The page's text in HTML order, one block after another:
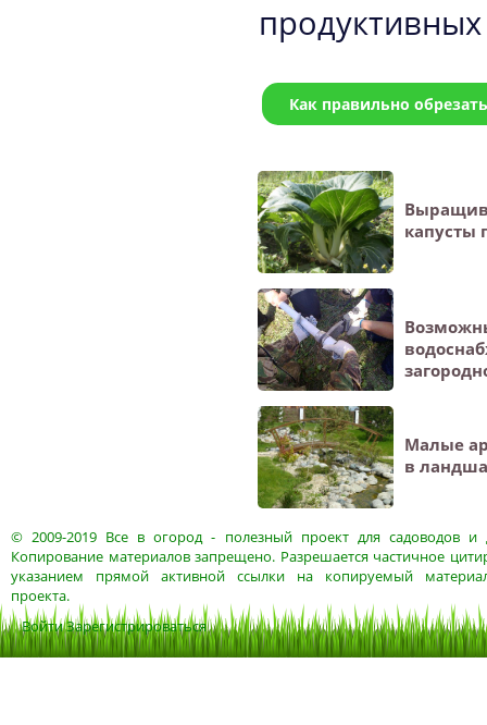
Как правильно
капусты
Малые
в
© 2009-2019 Все в огород- полезный проект для садоводов и
Копирование материалов запрещено. Разрешается частичное
указанием прямой активной ссылки на копируемый
проекта.
ВойтиЗарегистрироваться